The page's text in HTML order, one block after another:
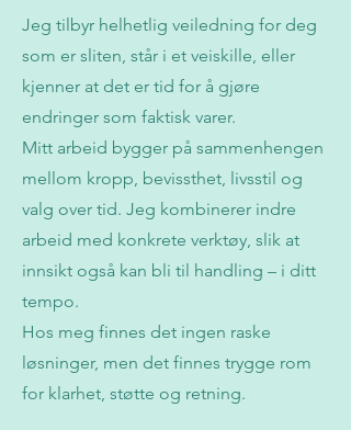
Jeg tilbyr helhetlig veiledning for deg
som er sliten, står i et veiskille, eller
kjenner at det er tid for å gjøre
endringer som faktisk varer.
Mitt arbeid bygger på sammenhengen
mellom kropp, bevissthet, livsstil og
valg over tid. Jeg kombinerer indre
arbeid med konkrete verktøy, slik at
innsikt også kan bli til handling – i ditt
tempo.
Hos meg finnes det ingen raske
løsninger, men det finnes trygge rom
for klarhet, støtte og retning.